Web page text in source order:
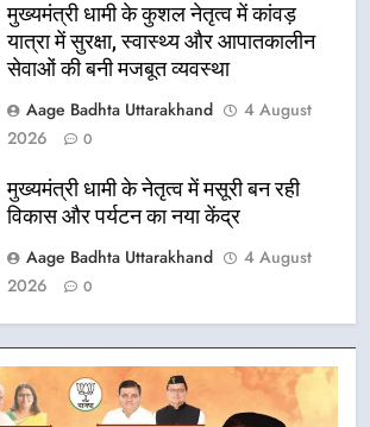
मुख्यमंत्री धामी के कुशल नेतृत्व में कांवड़
यात्रा में सुरक्षा, स्वास्थ्य और आपातकालीन
सेवाओं की बनी मजबूत व्यवस्था
Aage Badhta Uttarakhand
4 August
2026
0
मुख्यमंत्री धामी के नेतृत्व में मसूरी बन रही
विकास और पर्यटन का नया केंद्र
Aage Badhta Uttarakhand
4 August
2026
0